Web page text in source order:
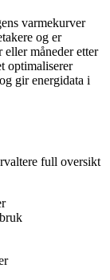
varmekurver
og er
måneder etter
optimaliserer
gir energidata i
full oversikt